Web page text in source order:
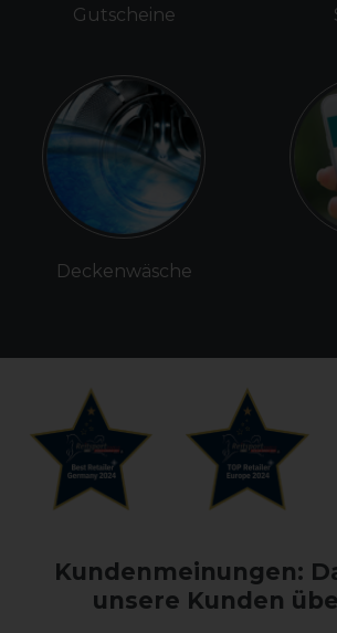
Gutscheine
Deckenwäsche
Kundenmeinungen:
unsere Kunden